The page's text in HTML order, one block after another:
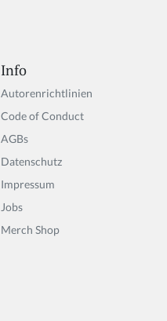
Info
Autorenrichtlinien
Code of Conduct
AGBs
Datenschutz
Impressum
Jobs
Merch Shop